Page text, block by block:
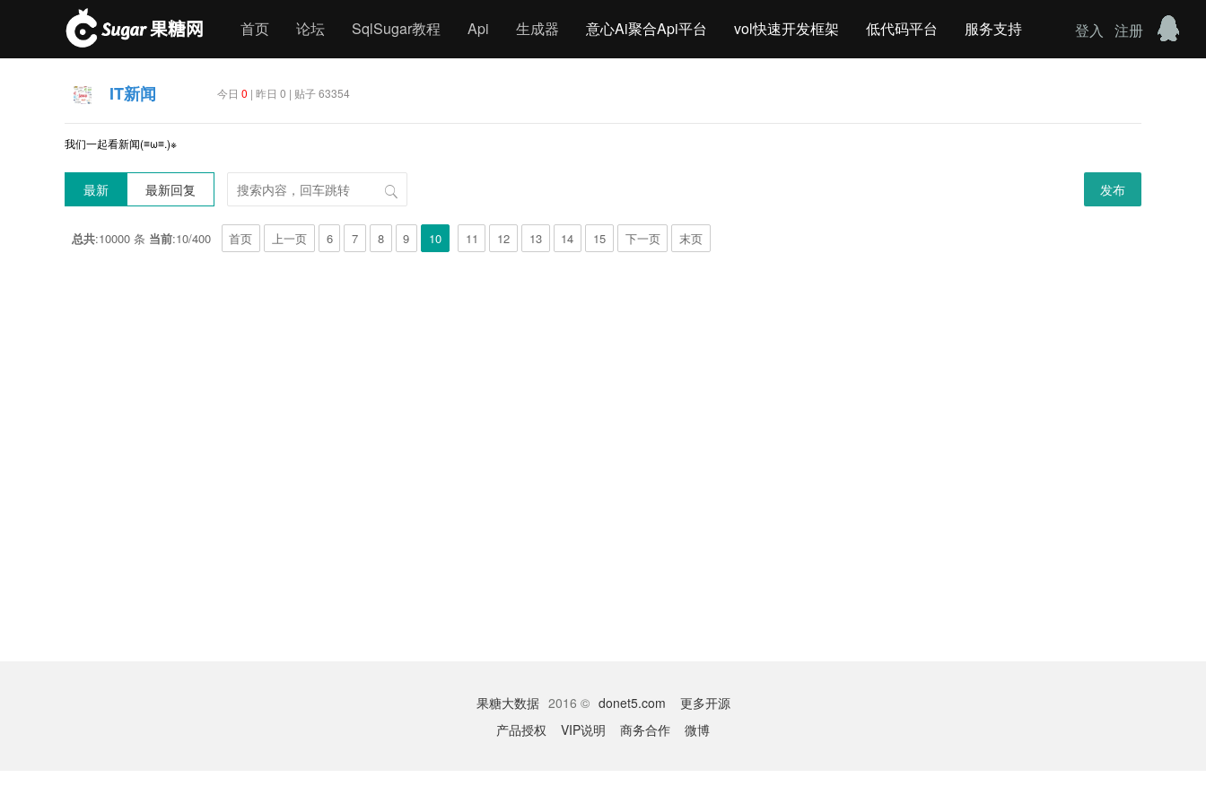
首页 论坛 SqlSugar教程 Api 生成器 意心Ai聚合Api平台 vol快速开发框架 低代码平台 服务支持 登入 注册
IT新闻 今日 0 | 昨日 0 | 贴子 63354
我们一起看新闻(≡ω≡.)※
最新 最新回复 发布
总共:10000 条 当前:10/400 首页 上一页 6 7 8 9 10 11 12 13 14 15 下一页 末页
果糖大数据 2016 © donet5.com
更多开源
产品授权
VIP说明 商务合作 微博